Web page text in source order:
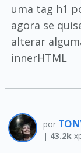
uma tag h1
agora se
alterar
innerHTML
por
| 43.2k